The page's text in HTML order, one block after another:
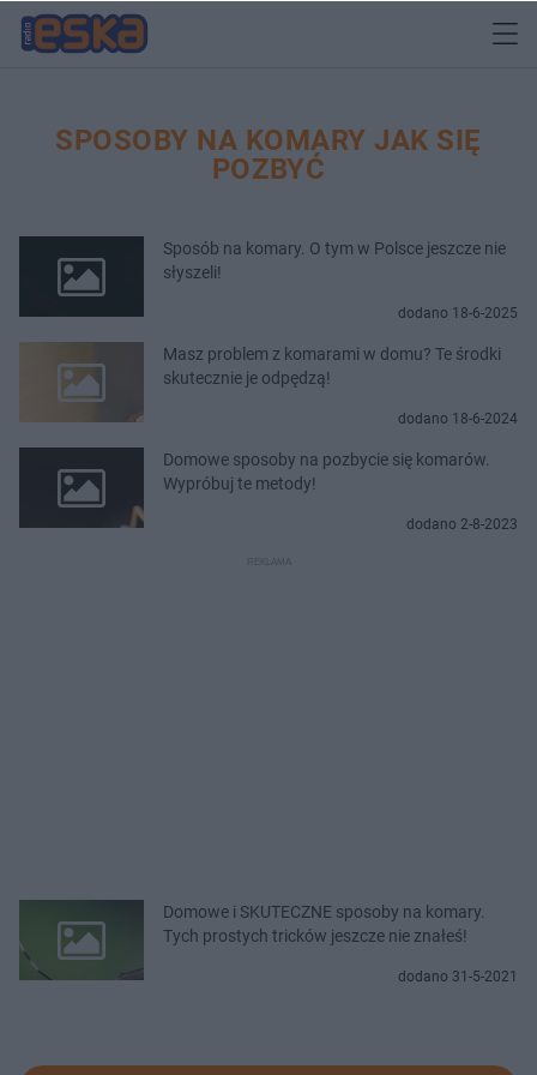
SPOSOBY NA KOMARY JAK SIĘ
POZBYĆ
Sposób na komary. O tym w Polsce jeszcze nie
słyszeli!
dodano 18-6-2025
Masz problem z komarami w domu? Te środki
skutecznie je odpędzą!
dodano 18-6-2024
Domowe sposoby na pozbycie się komarów.
Wypróbuj te metody!
dodano 2-8-2023
Domowe i SKUTECZNE sposoby na komary.
Tych prostych tricków jeszcze nie znałeś!
dodano 31-5-2021